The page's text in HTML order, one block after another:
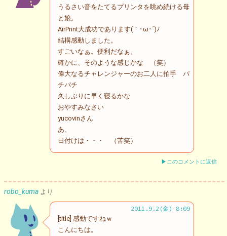
うるさい音をたてるプリンタを眺め続ける母
と娘。
AirPrint大成功であります(｀･ω･´)ﾉ
結構感動しました。
すごいなぁ。便利だなぁ。
確かに、そのような感じかな （笑）
偉大なるチャレンジャーのお二人に拍手 パ
チパチ
久しぶりに早く寝るかな
おやすみなさい
yucovinさん
あ、
日付けは・・・ （苦笑）
▶このコメントに返信
robo_kuma より
2011.9.2(金) 8:09
[title] 感動ですねｗ
こんにちは。